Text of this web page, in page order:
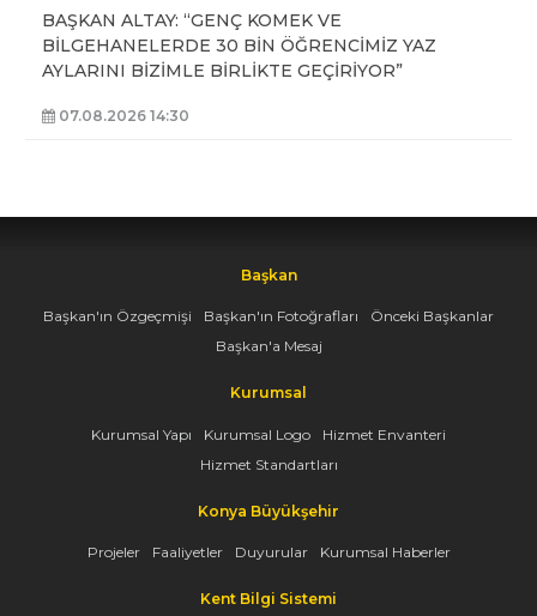
BAŞKAN ALTAY: “GENÇ KOMEK VE
BİLGEHANELERDE 30 BİN ÖĞRENCİMİZ YAZ
AYLARINI BİZİMLE BİRLİKTE GEÇİRİYOR”
07.08.2026 14:30
Başkan
Başkan'ın Özgeçmişi Başkan'ın Fotoğrafları
Önceki Başkanlar
Başkan'a Mesaj
Kurumsal
Kurumsal Yapı Kurumsal Logo
Hizmet Envanteri
Hizmet Standartları
Konya Büyükşehir
Projeler Faaliyetler Duyurular Kurumsal Haberler
Kent Bilgi Sistemi